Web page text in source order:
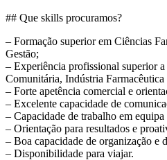
## Que skills procuramos?
– Formação superior em Ciências
Gestão;
– Experiência profissional superior a
Comunitária, Indústria
– Forte apetência comercial e
– Excelente capacidade de
– Capacidade de trabalho em
– Orientação para resultados e
– Boa capacidade de organização e
– Disponibilidade para viajar.